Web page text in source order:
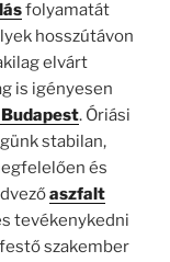
folyamatát
hosszútávon
elvárt
is igényesen
. Óriási
stabilan,
és
aszfalt
tevékenykedni
szakember